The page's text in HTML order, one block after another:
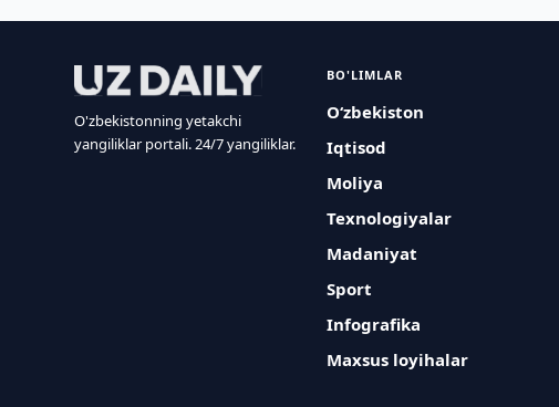
O'zbekistonning yetakchi
yangiliklar portali. 24/7 yangiliklar.
BO'LIMLAR
O‘zbekiston
Iqtisod
Moliya
Texnologiyalar
Madaniyat
Sport
Infografika
Maxsus loyihalar